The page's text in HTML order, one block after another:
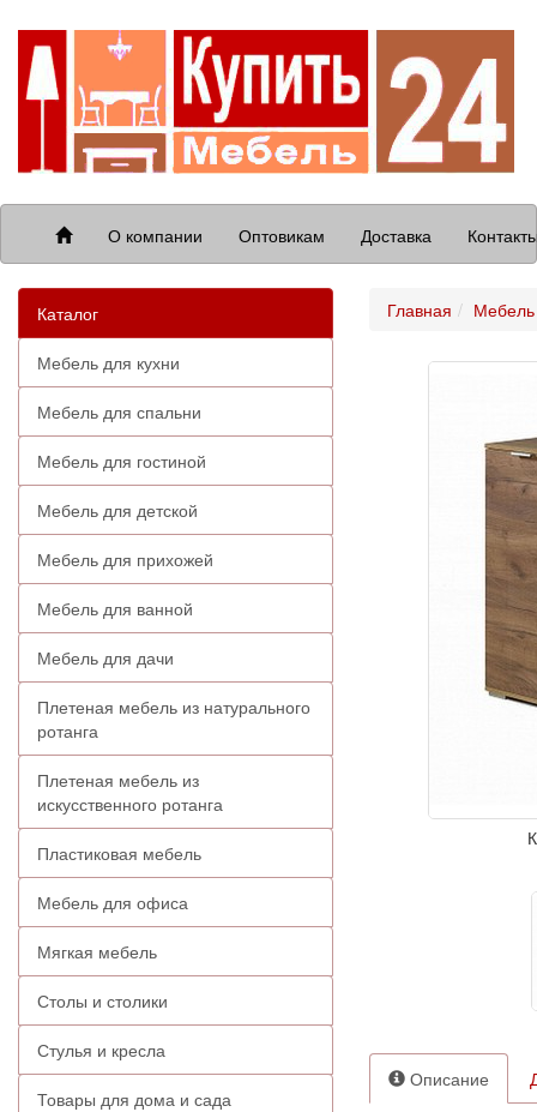
О компании Оптовикам Доставка
Каталог
Мебель для кухни
Мебель для спальни
Мебель для гостиной
Мебель для детской
Мебель для прихожей
Мебель для ванной
Мебель для дачи
Плетеная мебель из натурального
ротанга
Плетеная мебель из
искусственного ротанга
Пластиковая мебель
Мебель для офиса
Мягкая мебель
Столы и столики
Стулья и кресла
Товары для дома и сада
Главная
Описание